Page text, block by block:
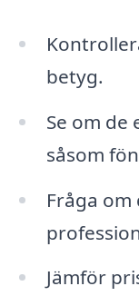
betyg.
Se om de
såsom
Fråga
Jämför